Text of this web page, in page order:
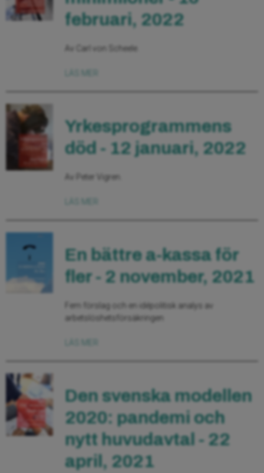
februari, 2022
Av Carl von Scheele.
Yrkesprogrammens
död - 12 januari, 2022
Av Peter Vigren.
En bättre a-kassa för
fler - 2 november, 2021
Fem förslag och en idépolitisk analys av
arbetslöshetsförsäkringen
Den svenska modellen
2020: pandemi och
nytt huvudavtal - 22
april, 2021